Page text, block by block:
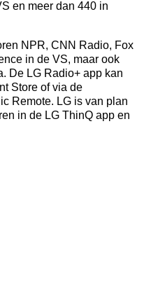
en meer dan 440 in
NPR, CNN Radio, Fox
in de VS, maar ook
De LG Radio+ app kan
Store of via de
Remote. LG is van plan
in de LG ThinQ app en